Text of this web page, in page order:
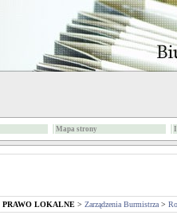
Mapa strony
PRAWO LOKALNE > Zarządzenia Burmistrza >